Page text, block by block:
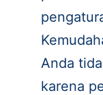
Anda
karena